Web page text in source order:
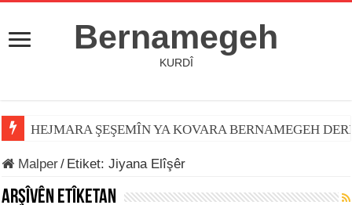
Bernamegeh
KURDÎ
HEJMARA ŞEŞEMÎN YA KOVARA BERNAMEGEH
Malper/ Etiket:Jiyana Elîşêr
Arşîvên Etîketan